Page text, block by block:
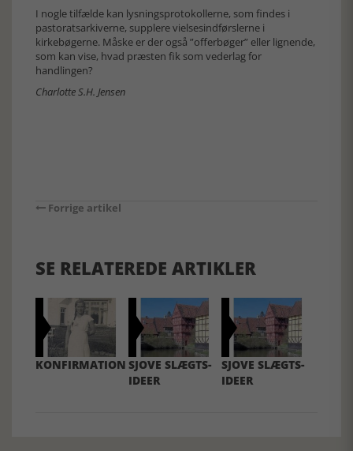
I nogle tilfælde kan lysningsprotokollerne, som findes i
pastoratsarkiverne, supplere vielsesindførslerne i
kirkebøgerne. Måske er der også ”offerbøger” eller lignende,
som kan vise, hvad præsten fik som vederlag for
handlingen?
Charlotte S.H. Jensen
Forrige artikel
SE RELATEREDE ARTIKLER
KONFIRMATION SJOVE SLÆGTS-
IDEER
SJOVE SLÆGTS-
IDEER